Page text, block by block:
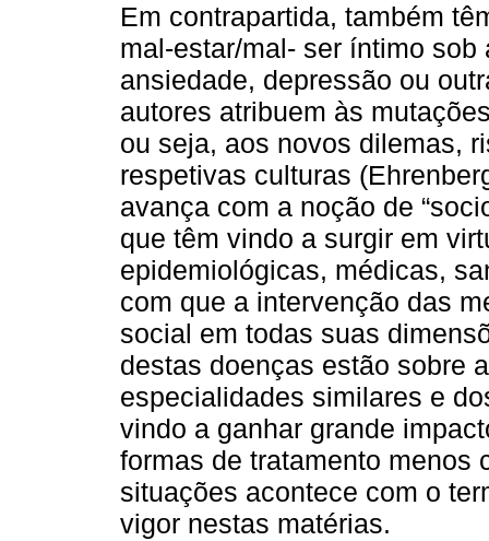
Em contrapartida, também
mal-estar/mal- ser íntimo
ansiedade, depressão ou
autores atribuem às
ou seja, aos novos dilemas,
respetivas culturas
avança com a noção de
que têm vindo a surgir em
epidemiológicas, médicas,
com que a intervenção das
social em todas suas
destas doenças estão sobre
especialidades similares e
vindo a ganhar grande
formas de tratamento menos
situações acontece com o
vigor nestas matérias.